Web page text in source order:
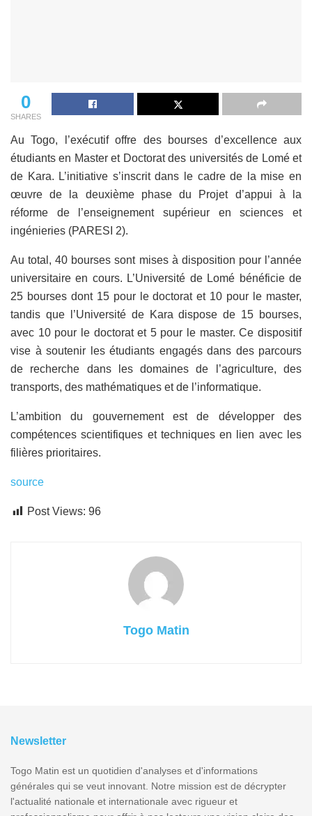
0
SHARES
Au Togo, l’exécutif offre des bourses d’excellence aux
étudiants en Master et Doctorat des universités de Lomé et
de Kara. L’initiative s’inscrit dans le cadre de la mise en
œuvre de la deuxième phase du Projet d’appui à la
réforme de l’enseignement supérieur en sciences et
ingénieries (PARESI 2).
Au total, 40 bourses sont mises à disposition pour l’année
universitaire en cours. L’Université de Lomé bénéficie de
25 bourses dont 15 pour le doctorat et 10 pour le master,
tandis que l’Université de Kara dispose de 15 bourses,
avec 10 pour le doctorat et 5 pour le master. Ce dispositif
vise à soutenir les étudiants engagés dans des parcours
de recherche dans les domaines de l’agriculture, des
transports, des mathématiques et de l’informatique.
L’ambition du gouvernement est de développer des
compétences scientifiques et techniques en lien avec les
filières prioritaires.
source
Post Views: 96
Togo Matin
Newsletter
Togo Matin est un quotidien d'analyses et d'informations
générales qui se veut innovant. Notre mission est de décrypter
l'actualité nationale et internationale avec rigueur et